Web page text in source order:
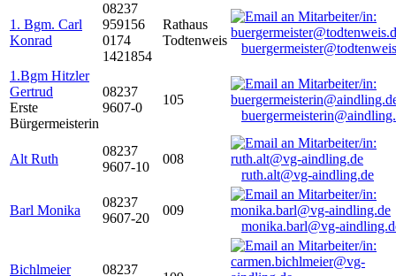
1. Bgm. Carl
Konrad
08237
959156
0174
1421854
Rathaus
Todtenweis
1.Bgm Hitzler
Gertrud
Erste
Bürgermeisterin
08237
9607-0
105
Alt Ruth
08237
9607-10
008
ruth.alt@vg-aindling.de
Barl Monika
08237
9607-20
009
monika.barl@vg-
Bichlmeier
08237